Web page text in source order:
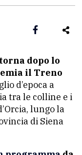
il Treno
d’epoca a
tra le colline e i
lungo la
di Siena